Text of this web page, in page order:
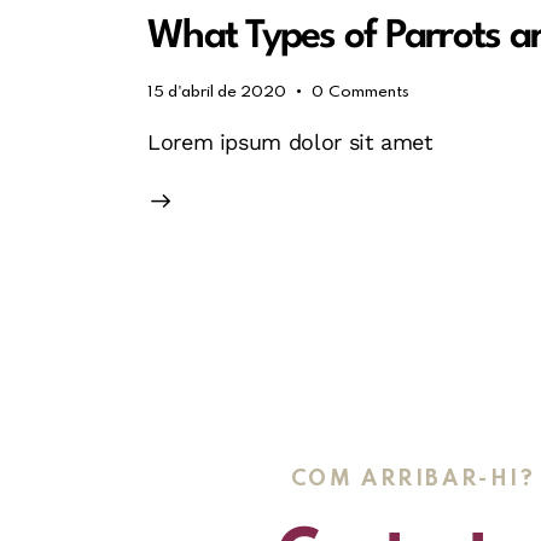
What Types of Parrots
15 d'abril de 2020 0 Comments
Lorem ipsum dolor sit amet
COM ARRIBAR-HI?